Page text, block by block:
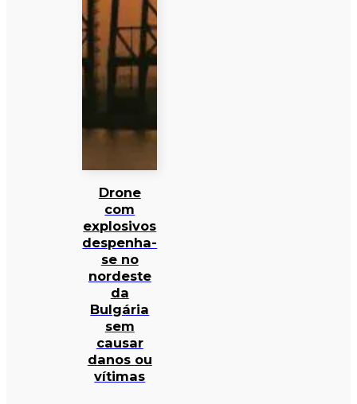
Drone
com
explosivos
despenha-
se no
nordeste
da
Bulgária
sem
causar
danos ou
vítimas